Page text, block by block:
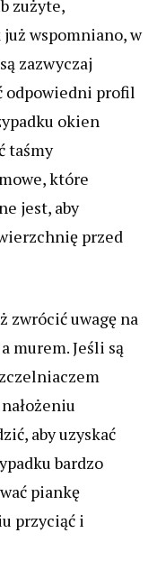
zużyte,
wspomniano, w
zazwyczaj
odpowiedni profil
okien
taśmy
które
jest, aby
przed
zwrócić uwagę na
murem. Jeśli są
aby uzyskać
bardzo
piankę
przyciąć i